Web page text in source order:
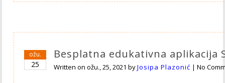
ožu.
25
Besplatna edukativna aplikacija
Written onožu., 25, 2021 byJosipa Plazonić |No